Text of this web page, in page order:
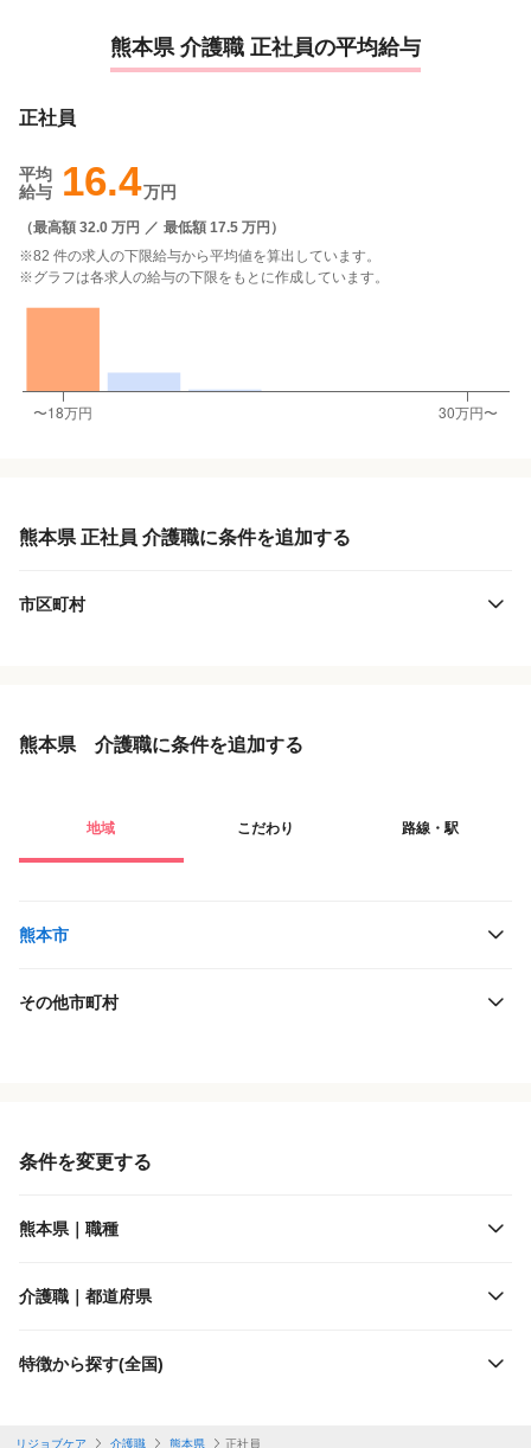
熊本県 介護職 正社員の平均給与
正社員
平均
給与
16.4万円
（最高額 32.0 万円 ／ 最低額 17.5 万円 ）
※82 件の求人の下限給与から平均値を算出しています。
※グラフは各求人の給与の下限をもとに作成しています。
熊本県 正社員 介護職に条件を追加する
市区町村
熊本県 介護職に条件を追加する
地域 こだわり 路線・駅
熊本市
その他市町村
条件を変更する
熊本県｜職種
介護職｜都道府県
特徴から探す(全国)
リジョブケア 介護職 熊本県 正社員